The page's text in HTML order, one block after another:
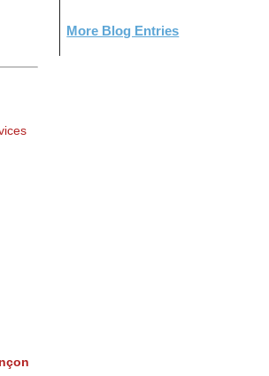
More Blog Entries